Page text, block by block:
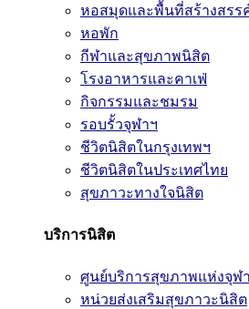
หอสมุดและพื้นที่สร้างสรร
หอพัก
กีฬาและสุขภาพนิสิต
โรงอาหารและคาเฟ่
กิจกรรมและชมรม
รอบรั้วจุฬาฯ
ชีวิตนิสิตในกรุงเทพฯ
ชีวิตนิสิตในประเทศไทย
สุขภาวะทางใจนิสิต
บริการนิสิต
ศูนย์บริการสุขภาพแห่งจุฬ
หน่วยส่งเสริมสุขภาวะนิสิต